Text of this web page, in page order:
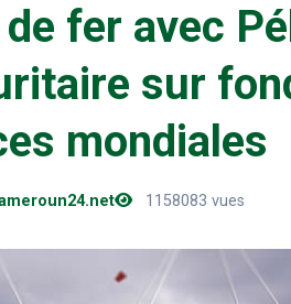
fer avec
sur
mondiales
1158083 vues